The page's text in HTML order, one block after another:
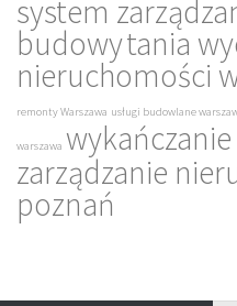
system
budowytania
nieruchomości
remonty Warszawa usługi budowlane
warszawa
zarządzanie
poznań